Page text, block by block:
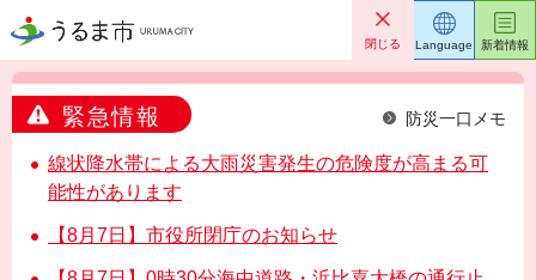
うるま市 閉じる
緊急情報 防災一口メモ
線状降水帯による大雨災害発生の危険度が高まる可
能性があります
【8月7日】市役所閉庁のお知らせ
Language 新着情報